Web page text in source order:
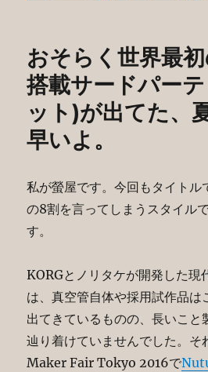
おそらく世界最
搭載サードパー
ット)が出てた、
早いよ。
私が螢屋です。今回もタイトル
の8割を言ってしまうスタイル
す。
KORGとノリタケが開発した現
は、真空管自体や採用試作品は
出てきているものの、長いこと
辿り着けていませんでした。そ
Maker Fair Tokyo 2016で